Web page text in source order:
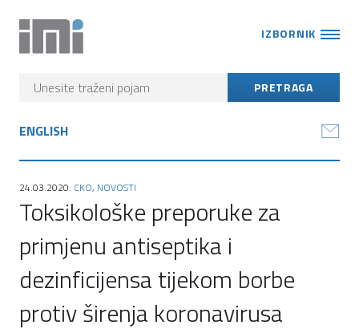
IZBORNIK
ENGLISH
24.03.2020. CKO, NOVOSTI
Toksikološke preporuke za
primjenu antiseptika i
dezinficijensa tijekom borbe
protiv širenja koronavirusa